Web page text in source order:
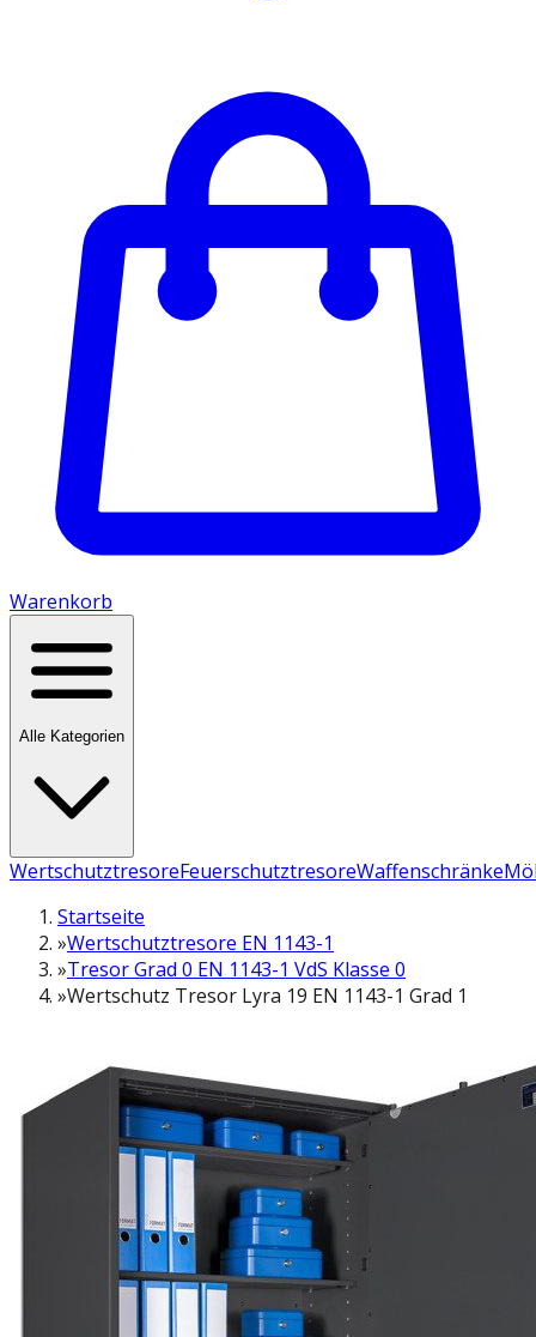
Warenkorb
Alle Kategorien
WertschutztresoreFeuerschutztresoreWaffenschränke
Startseite
»Wertschutztresore EN 1143-1
»Tresor Grad 0 EN 1143-1 VdS Klasse 0
»Wertschutz Tresor Lyra 19 EN 1143-1 Grad 1